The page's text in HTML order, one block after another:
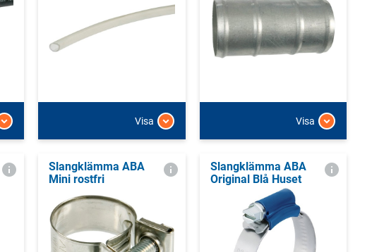
Visa Visa
Slangklämma ABA
Mini rostfri
Slangklämma ABA
Original Blå Huset